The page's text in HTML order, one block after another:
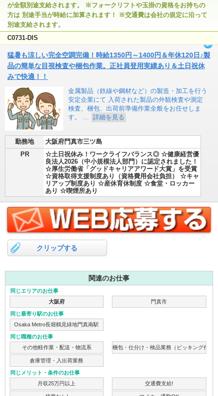
が全額別途支給されます。 ※フォークリフトや玉掛の資格をお持ちの
方は 別途手当が時給に加算されます！ ※交通費は会社の規定に沿って
別途支給されます。
C0731-DIS
猛暑も涼しい完全空調完備！時給1350円～1400円＆年休120日♪製
品の簡単な目視検査や梱包作業。正社員登用実績あり＆土日祝休
みで快適！！
金属製品（鉄線や鋼材など）の製造・加工を行う
安定企業にて 入荷された製品の外観検査や測定
検査、梱包、出荷前準備作業全般をお任せしま
す。 …
詳細を見る
勤務地
大阪府門真市三ツ島
PR
☆土日祝休み！ワークライフバランス◎ ☆健康経営優
良法人2026（中小規模法人部門）に認定されました！
☆厚生労働省「グッドキャリアアワード大賞」を受賞
☆資格取得支援制度あり（資格費用会社負担） ☆キャ
リアップ制度あり ☆産休育休制度 ☆食堂・ロッカー
あり ☆喫煙所あり
クリップする
関連のお仕事
同じエリアのお仕事
大阪府
門真市
同じ最寄り駅のお仕事
Osaka Metro長堀鶴見緑地門真南駅
同じ職種のお仕事
その他軽作業・配送・物流系
梱包・仕分け・検品業務（ピッキング作業
倉庫管理・入出荷業務
同じメリット・条件のお仕事
月収25万円以上
交通費支給!